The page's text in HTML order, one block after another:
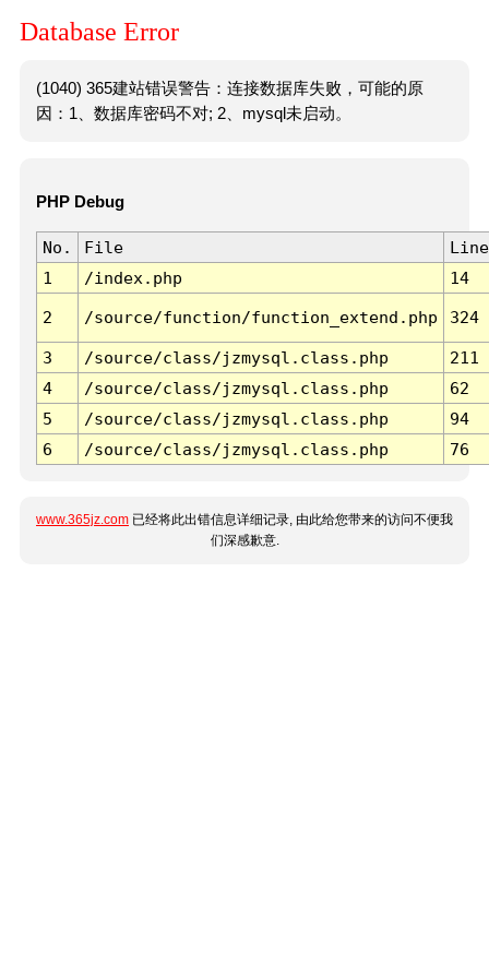
Database Error
(1040) 365建站错误警告：连接数据库失败，可能的原
因：1、数据库密码不对; 2、mysql未启动。
PHP Debug
No. File
Line
1
/index.php 14
2 /source/function/function_extend.php 324
3 /source/class/jzmysql.class.php
211
4
/source/class/jzmysql.class.php
62
5
/source/class/jzmysql.class.php
94
6
/source/class/jzmysql.class.php 76
www.365jz.com 已经将此出错信息详细记录, 由此给您带来的访问不便我
们深感歉意.